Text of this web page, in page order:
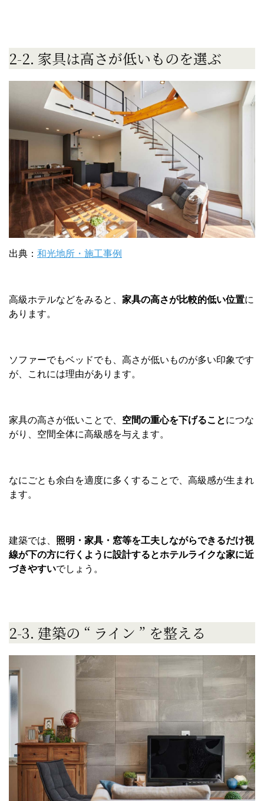
2-2. 家具は高さが低いものを選ぶ
出典： 和光地所・施工事例
高級ホテルなどをみると、 家具の高さが比較的低い位置に
あります。
ソファーでもベッドでも、高さが低いものが多い印象です
が、これには理由があります。
家具の高さが低いことで、 空間の重心を下げることにつな
がり、空間全体に高級感を与えます。
なにごとも余白を適度に多くすることで、高級感が生まれ
ます。
建築では、 照明・家具・窓等を工夫しながらできるだけ視
線が下の方に行くように設計するとホテルライクな家に近
づきやすいでしょう。
2-3. 建築の “ ライン ” を整える